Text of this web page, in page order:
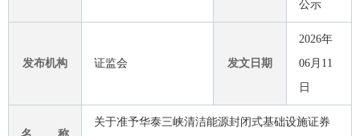
公示
发布机构 证监会 发文日期
2026年
06月11
日
关于准予华泰三峡清洁能源封闭式基础设施证券